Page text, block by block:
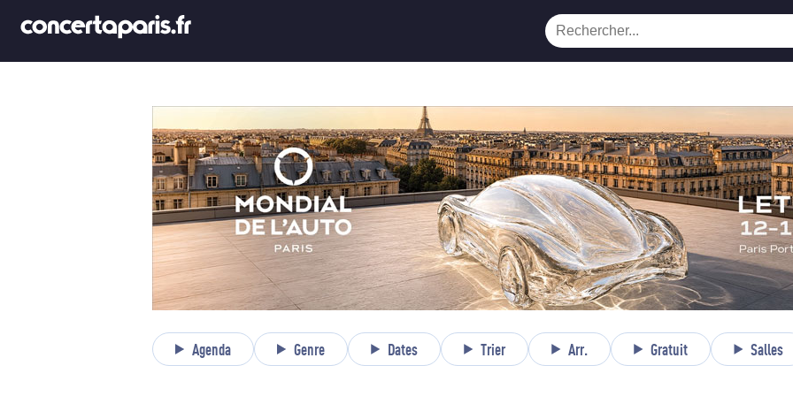
Agenda Genre Dates Trier Arr. Gratuit Salles